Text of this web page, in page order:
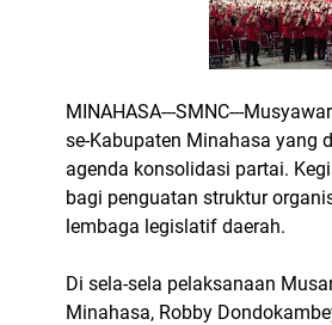
MINAHASA---SMNC---
se-Kabupaten Minahasa yang
agenda konsolidasi partai.
bagi penguatan struktur
lembaga legislatif daerah.
Di sela-sela pelaksanaan
Minahasa, Robby